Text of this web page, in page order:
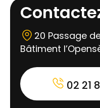
20 Passage
Bâtiment
02 21